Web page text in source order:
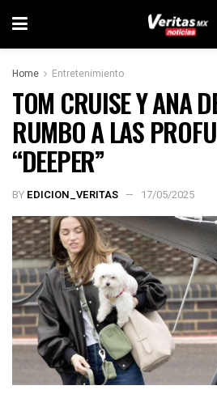
Home Entretenimiento
TOM CRUISE Y ANA
RUMBO A LAS
“DEEPER”
BY EDICION_VERITAS 17/05/2025